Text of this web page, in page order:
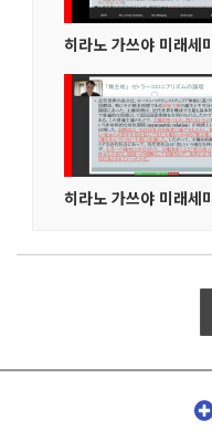
히라노 가쓰야 미래세
히라노 가쓰야 미래세